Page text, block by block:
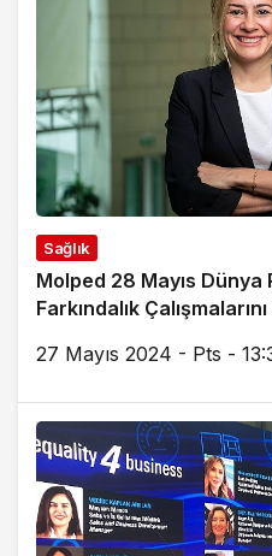
Sağlık
Molped 28 Mayıs Dünya
Farkındalık
27 Mayıs 2024 - Pts -